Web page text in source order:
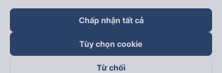
Chấp nhận tất cả
Tùy chọn cookie
Từ chối